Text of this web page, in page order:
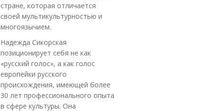
стране, которая отличается
своей мультикультурностью и
многоязычием.
Надежда Сикорская
позиционирует себя не как
«русский голос», а как голос
европейки русского
происхождения, имеющей более
30 лет профессионального опыта
в сфере культуры. Она